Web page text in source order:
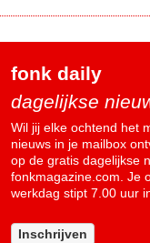
fonk daily
dagelijkse
Wil jij elke ochtend het
nieuws in je mailbox
op de gratis dagelijkse
fonkmagazine.com. Je
werkdag stipt 7.00 uur
Inschrijven